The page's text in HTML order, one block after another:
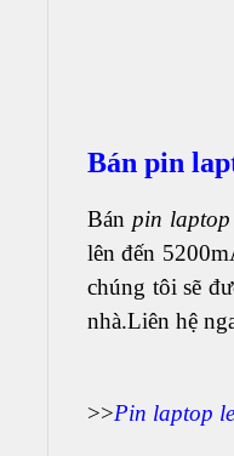
Bán pin
Bán pin
lên đến
chúng tôi sẽ
nhà.Liên hệ
>>Pin laptop